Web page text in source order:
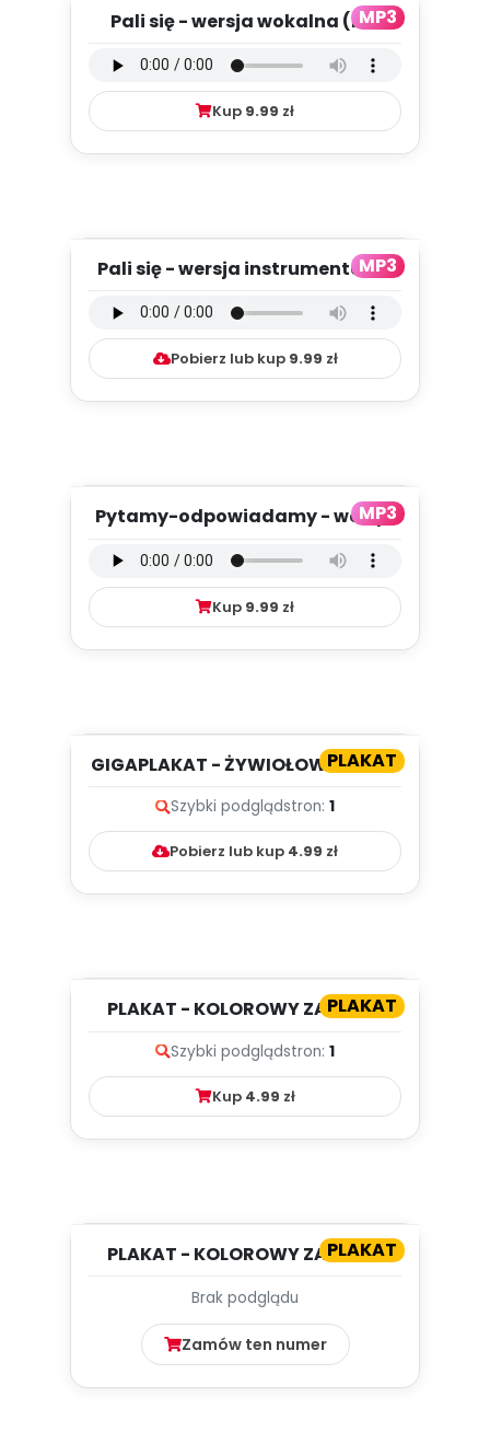
MP3
Pali się - wersja wokalna (PD,
Kup 9.99 zł
MP3
Pali się - wersja instrumentalna
Pobierz lub kup 9.99 zł
MP3
Pytamy-odpowiadamy - wersja
Kup 9.99 zł
PLAKAT
GIGAPLAKAT - ŻYWIOŁOWY OGIEŃ
Szybki podglądstron: 1
Pobierz lub kup 4.99 zł
PLAKAT
PLAKAT - KOLOROWY ZAWRÓT
INSPIRACJE...
Szybki podglądstron: 1
Kup 4.99 zł
PLAKAT
PLAKAT - KOLOROWY ZAWRÓT
INSPIRACJE...
Brak podglądu
Zamów ten numer